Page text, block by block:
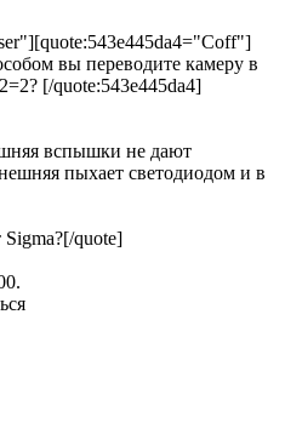
вы переводите камеру в
[/quote:543e445da4]
вспышки не дают
пыхает светодиодом и в
quote]